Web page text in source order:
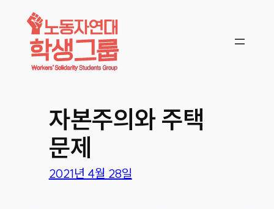
콘텐츠로
바로가기
자본주의와 주택
문제
2021년 4월 28일